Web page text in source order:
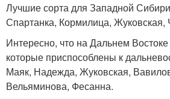
Лучшие сорта для Западной
Спартанка, Кормилица,
Интересно, что на Дальнем
которые приспособлены к
Маяк, Надежда, Жуковская,
Вельяминова, Фесанна.